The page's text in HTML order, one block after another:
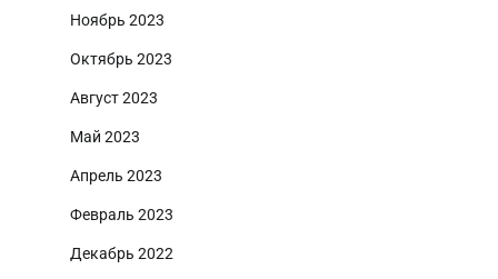
Ноябрь 2023
Октябрь 2023
Август 2023
Май 2023
Апрель 2023
Февраль 2023
Декабрь 2022